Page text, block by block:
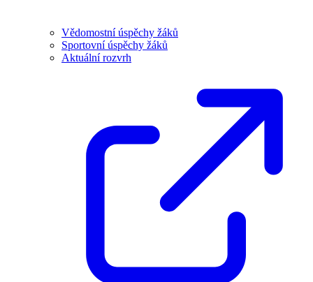
Vědomostní úspěchy žáků
Sportovní úspěchy žáků
Aktuální rozvrh